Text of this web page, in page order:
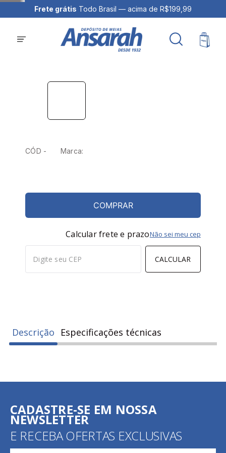
Frete grátis Todo Brasil — acima de R$199,99
CÓD - Marca:
COMPRAR
Calcular frete e prazo
CALCULAR
Não sei meu cep
Descrição Especificações técnicas
CADASTRE-SE EM NOSSA
NEWSLETTER
E RECEBA OFERTAS EXCLUSIVAS